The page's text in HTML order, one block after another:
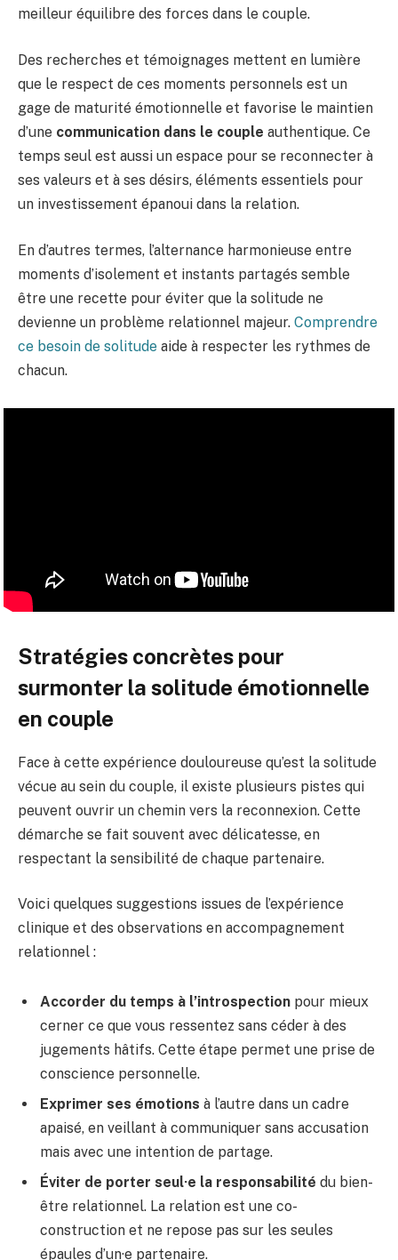
meilleur équilibre des forces dans le couple.
Des recherches et témoignages mettent en lumière
que le respect de ces moments personnels est un
gage de maturité émotionnelle et favorise le maintien
d’une communication dans le couple authentique. Ce
temps seul est aussi un espace pour se reconnecter à
ses valeurs et à ses désirs, éléments essentiels pour
un investissement épanoui dans la relation.
En d’autres termes, l’alternance harmonieuse entre
moments d’isolement et instants partagés semble
être une recette pour éviter que la solitude ne
devienne un problème relationnel majeur. Comprendre
ce besoin de solitude aide à respecter les rythmes de
chacun.
Stratégies concrètes pour
surmonter la solitude émotionnelle
en couple
Face à cette expérience douloureuse qu’est la solitude
vécue au sein du couple, il existe plusieurs pistes qui
peuvent ouvrir un chemin vers la reconnexion. Cette
démarche se fait souvent avec délicatesse, en
respectant la sensibilité de chaque partenaire.
Voici quelques suggestions issues de l’expérience
clinique et des observations en accompagnement
relationnel :
Accorder du temps à l’introspection pour mieux
cerner ce que vous ressentez sans céder à des
jugements hâtifs. Cette étape permet une prise de
conscience personnelle.
Exprimer ses émotions à l’autre dans un cadre
apaisé, en veillant à communiquer sans accusation
mais avec une intention de partage.
Éviter de porter seul·e la responsabilité du bien-
être relationnel. La relation est une co-
construction et ne repose pas sur les seules
épaules d’un·e partenaire.